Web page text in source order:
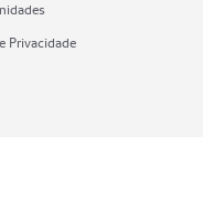
Privacidade